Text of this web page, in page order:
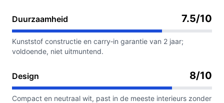
Duurzaamheid 7.5/10
Kunststof constructie en carry‑in garantie van 2 jaar;
voldoende, niet uitmuntend.
Design 8/10
Compact en neutraal wit, past in de meeste interieurs zonder